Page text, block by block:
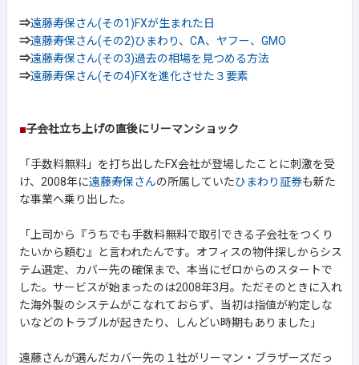
⇒遠藤寿保さん(その1)FXが生まれた日
⇒遠藤寿保さん(その2)ひまわり、CA、ヤフー、GMO
⇒遠藤寿保さん(その3)過去の相場を見つめる方法
⇒遠藤寿保さん(その4)FXを進化させた３要素
■子会社立ち上げの直後にリーマンショック
「手数料無料」を打ち出したFX会社が登場したことに刺激を受
け、2008年に遠藤寿保さんの所属していたひまわり証券も新た
な事業へ乗り出した。
「上司から『うちでも手数料無料で取引できる子会社をつくり
たいから頼む』と言われたんです。オフィスの物件探しからシス
テム選定、カバー先の確保まで、本当にゼロからのスタートで
した。サービスが始まったのは2008年3月。ただそのときに入れ
た海外製のシステムがこなれておらず、当初は指値が約定しな
いなどのトラブルが起きたり、しんどい時期もありました」
遠藤さんが選んだカバー先の１社がリーマン・ブラザーズだっ